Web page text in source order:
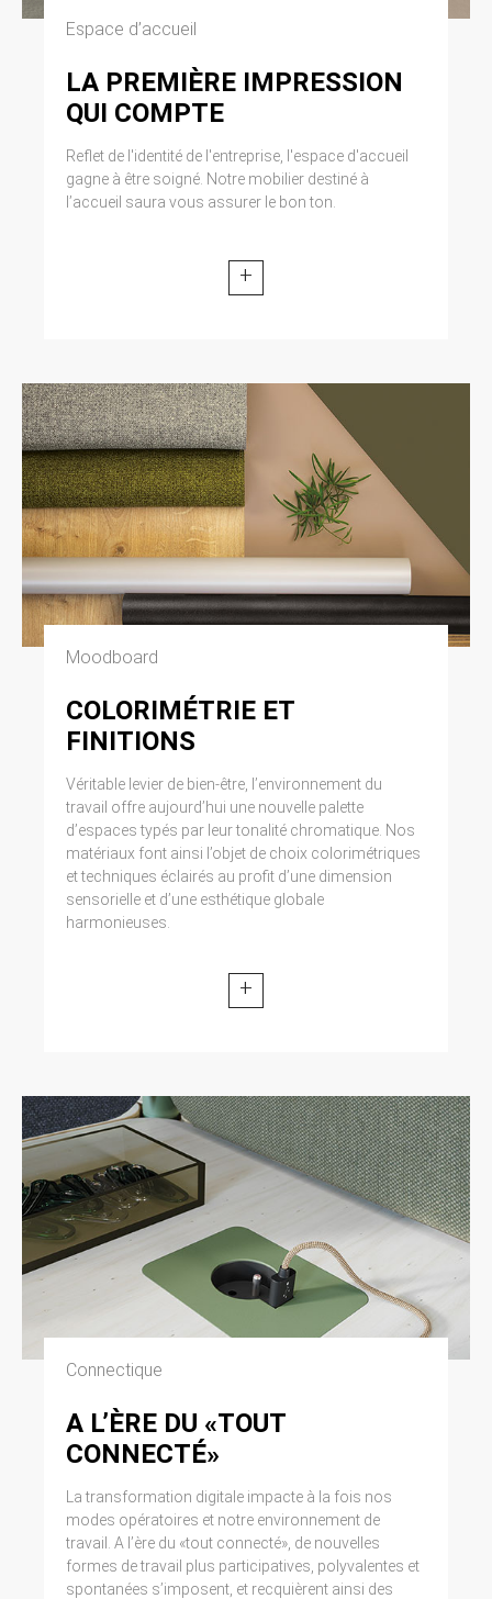
Espace d’accueil
LA PREMIÈRE IMPRESSION
QUI COMPTE
Reflet de l'identité de l'entreprise, l'espace d'accueil
gagne à être soigné. Notre mobilier destiné à
l’accueil saura vous assurer le bon ton.
+
Moodboard
COLORIMÉTRIE ET
FINITIONS
Véritable levier de bien-être, l’environnement du
travail offre aujourd’hui une nouvelle palette
d’espaces typés par leur tonalité chromatique. Nos
matériaux font ainsi l’objet de choix colorimétriques
et techniques éclairés au profit d’une dimension
sensorielle et d’une esthétique globale
harmonieuses.
+
Connectique
A L’ÈRE DU «TOUT
CONNECTÉ»
La transformation digitale impacte à la fois nos
modes opératoires et notre environnement de
travail. A l’ère du «tout connecté», de nouvelles
formes de travail plus participatives, polyvalentes et
spontanées s’imposent, et recquièrent ainsi des